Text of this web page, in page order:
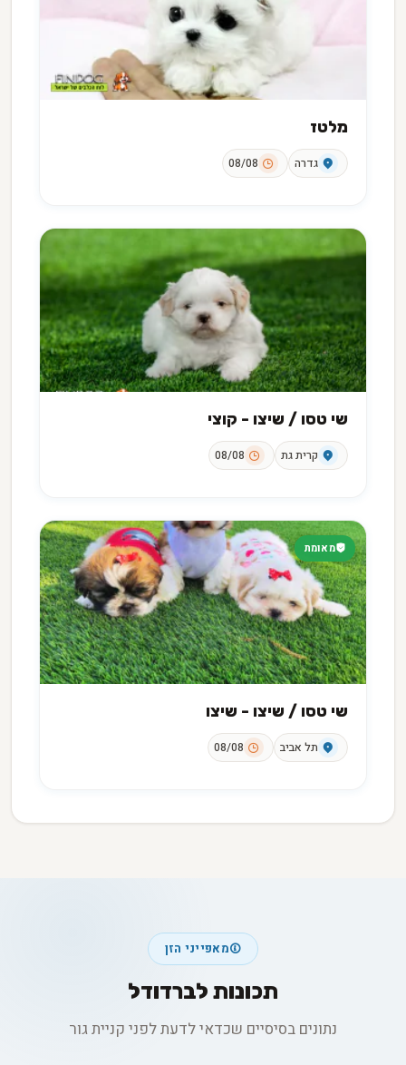
מלטז
גדרה 08/08
שי טסו / שיצו - קוצי
קרית גת 08/08
מאומת
שי טסו / שיצו - שיצו
תל אביב 08/08
מאפייני הזן
תכונות לברדודל
נתונים בסיסיים שכדאי לדעת לפני קניית גור